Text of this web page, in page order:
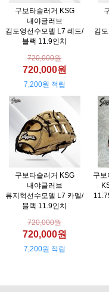
구보타슬러거 KSG
내야글러브
김도영선수모델 L7 레드/
블랙 11.9인치
720,000원
720,000원
7,200원 적립
김
구보타슬러거 KSG
내야글러브
류지혁선수모델 L7 카멜/
블랙 11.9인치
720,000원
720,000원
7,200원 적립
구보